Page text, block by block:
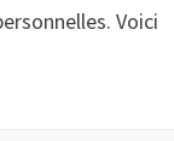
Voici